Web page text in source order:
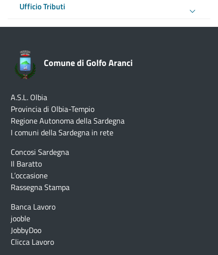
Ufficio Tributi
Comune di Golfo Aranci
A.S.L. Olbia
Provincia di Olbia-Tempio
Regione Autonoma della Sardegna
I comuni della Sardegna in rete
Concosi Sardegna
Il Baratto
L’occasione
Rassegna Stampa
Banca Lavoro
jooble
JobbyDoo
Clicca Lavoro